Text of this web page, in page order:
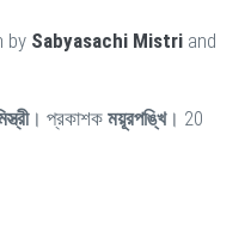
by Sabyasachi Mistri and
। প্রকাশক ময়ূরপঙ্খি। 20